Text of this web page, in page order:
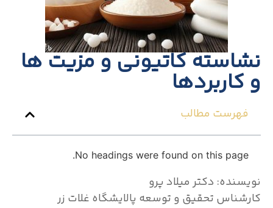
نشاسته کاتیونی و مزیت ها
و کاربردها
فهرست مطالب
No headings were found on this page.
نویسنده: دکتر میلاد پرو
کارشناس تحقیق و توسعه پالایشگاه غلات زر